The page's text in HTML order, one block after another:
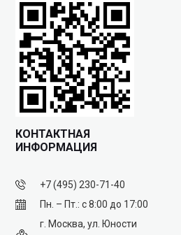
КОНТАКТНАЯ
ИНФОРМАЦИЯ
+7 (495) 230-71-40
Пн. – Пт.: с 8:00 до 17:00
г. Москва, ул. Юности